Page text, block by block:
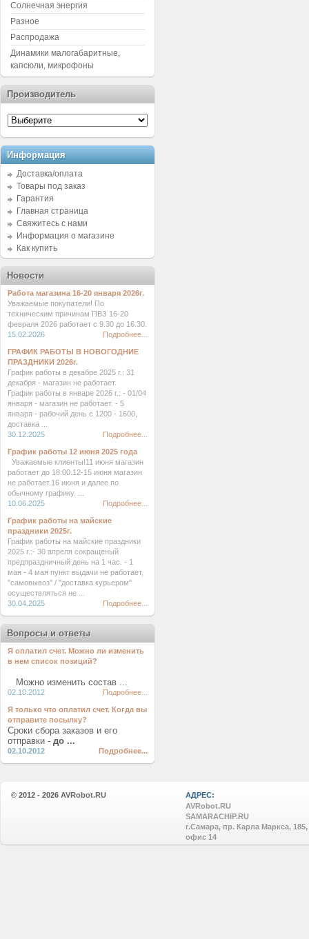
Солнечная энергия
Разное
Распродажа
Динамики малогабаритные,
капсюли, микрофоны
Производитель
Информация
Доставка/оплата
Товары под заказ
Гарантия
Главная страница
Свяжитесь с нами
Информация о магазине
Как купить
Новости
Работа магазина 16-20 января 2026г.
Уважаемые покупатели! По
техническим причинам ПВЗ 16-20
февраля 2026 работает с 9.30 до 16.30.
15.02.2026
Подробнее...
ГРАФИК РАБОТЫ В НОВОГОДНИЕ
ПРАЗДНИКИ 2026г.
График работы в декабре 2025 г.: 31
декабря - магазин не работает.
График работы в январе 2026 г.: - 01/04
января - магазин не работает. - 5
января - рабочий день с 1200 - 1600,
доставка ...
30.12.2025
Подробнее...
График работы 12 июня 2025 года
Уважаемые клиенты!11 июня магазин
работает до 18:00.12-15 июня магазин
не работает.16 июня и далее по
обычному графику. ...
10.06.2025
Подробнее...
График работы на майские
праздники 2025г.
График работы на майские праздники
2025 г.:- 30 апреля сокращеный
предпраздничный день на 1 час. - 1
мая - 4 мая пункт выдачи не работает,
"самовывоз" / "доставка курьером"
осуществляться не ...
30.04.2025
Подробнее...
Вопросы и ответы
Я оплатил счет. Можно ли изменить
в нем список позиций?
Можно изменить состав ...
02.10.2012 Подробнее...
Я только что оплатил счет. Когда вы
отправите посылку?
Сроки сбора заказов и его
отправки - до ...
02.10.2012 Подробнее...
© 2012 - 2026 AVRobot.RU
АДРЕС:
AVRobot.RU
SAMARACHIP.RU
г.Самара, пр. Карла Маркса, 185,
офис 14